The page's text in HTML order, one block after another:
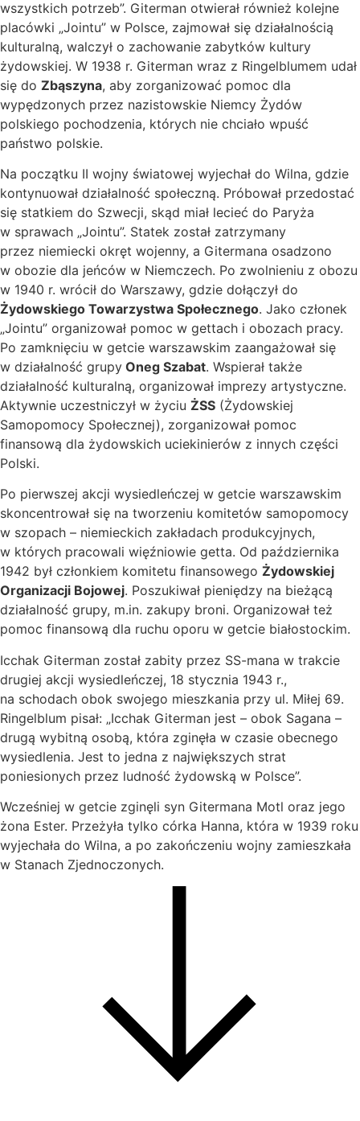
wszystkich potrzeb”. Giterman otwierał również kolejne
placówki „Jointu” w Polsce, zajmował się działalnością
kulturalną, walczył o zachowanie zabytków kultury
żydowskiej. W 1938 r. Giterman wraz z Ringelblumem udał
się do Zbąszyna, aby zorganizować pomoc dla
wypędzonych przez nazistowskie Niemcy Żydów
polskiego pochodzenia, których nie chciało wpuść
państwo polskie.
Na początku II wojny światowej wyjechał do Wilna, gdzie
kontynuował działalność społeczną. Próbował przedostać
się statkiem do Szwecji, skąd miał lecieć do Paryża
w sprawach „Jointu”. Statek został zatrzymany
przez niemiecki okręt wojenny, a Gitermana osadzono
w obozie dla jeńców w Niemczech. Po zwolnieniu z obozu
w 1940 r. wrócił do Warszawy, gdzie dołączył do
Żydowskiego Towarzystwa Społecznego. Jako członek
„Jointu” organizował pomoc w gettach i obozach pracy.
Po zamknięciu w getcie warszawskim zaangażował się
w działalność grupy Oneg Szabat. Wspierał także
działalność kulturalną, organizował imprezy artystyczne.
Aktywnie uczestniczył w życiu ŻSS (Żydowskiej
Samopomocy Społecznej), zorganizował pomoc
finansową dla żydowskich uciekinierów z innych części
Polski.
Po pierwszej akcji wysiedleńczej w getcie warszawskim
skoncentrował się na tworzeniu komitetów samopomocy
w szopach – niemieckich zakładach produkcyjnych,
w których pracowali więźniowie getta. Od października
1942 był członkiem komitetu finansowego Żydowskiej
Organizacji Bojowej. Poszukiwał pieniędzy na bieżącą
działalność grupy, m.in. zakupy broni. Organizował też
pomoc finansową dla ruchu oporu w getcie białostockim.
Icchak Giterman został zabity przez SS-mana w trakcie
drugiej akcji wysiedleńczej, 18 stycznia 1943 r.,
na schodach obok swojego mieszkania przy ul. Miłej 69.
Ringelblum pisał: „Icchak Giterman jest – obok Sagana –
drugą wybitną osobą, która zginęła w czasie obecnego
wysiedlenia. Jest to jedna z największych strat
poniesionych przez ludność żydowską w Polsce”.
Wcześniej w getcie zginęli syn Gitermana Motl oraz jego
żona Ester. Przeżyła tylko córka Hanna, która w 1939 roku
wyjechała do Wilna, a po zakończeniu wojny zamieszkała
w Stanach Zjednoczonych.